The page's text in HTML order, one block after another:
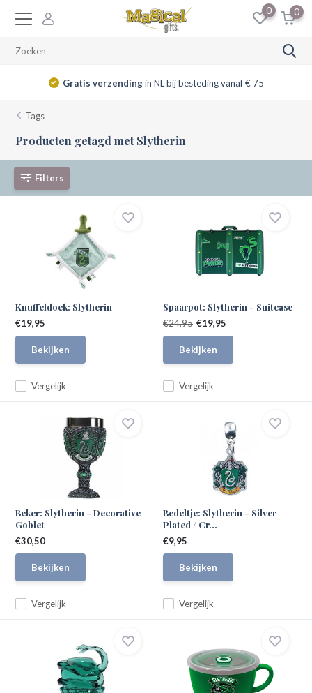
0 0
Gratis verzendingin NL bij besteding vanaf € 75
Tags
Producten getagd met Slytherin
Filters
Knuffeldoek: Slytherin
Vergelijk
€19,95
Bekijken
Spaarpot: Slytherin - Suitcase
Vergelijk
€24,95 €19,95
Bekijken
Beker: Slytherin - Decorative
Goblet
Vergelijk
€30,50
Bekijken
Bedeltje: Slytherin - Silver
Plated / Cr...
Vergelijk
€9,95
Bekijken